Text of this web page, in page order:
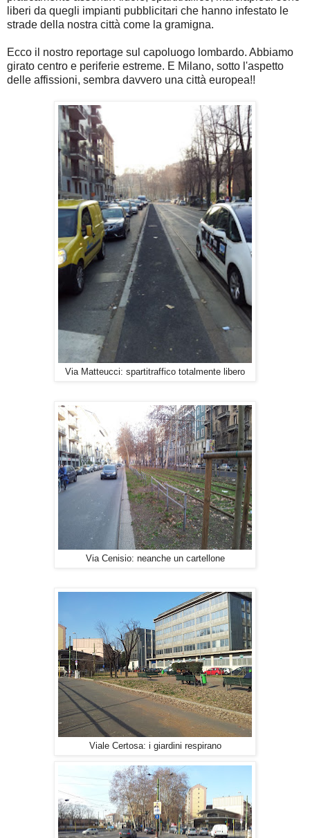
liberi da quegli impianti pubblicitari che hanno infestato le
strade della nostra città come la gramigna.
Ecco il nostro reportage sul capoluogo lombardo. Abbiamo
girato centro e periferie estreme. E Milano, sotto l'aspetto
delle affissioni, sembra davvero una città europea!!
Via Matteucci: spartitraffico totalmente libero
Via Cenisio: neanche un cartellone
Viale Certosa: i giardini respirano